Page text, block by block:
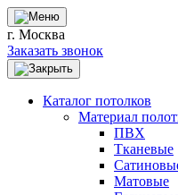
г. Москва
Заказать звонок
Каталог потолков
Материал
ПВХ
Тканевые
Матовые